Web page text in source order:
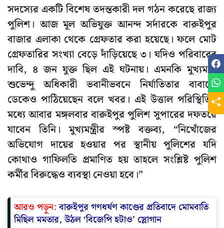
সদস্যের একটি বিশেষ তদন্তকারী দল গঠন করেছে রাজ্য
পুলিশ। আজ মূল অভিযুক্ত আনন্দ সর্দারকে বারুইপুর
বাজার এলাকা থেকে গ্রেফতার করা হয়েছে। ফলে মোট
গ্রেফতারির সংখ্যা বেড়ে দাঁড়িয়েছে ৩। যদিও পরিবারের
দাবি, ৪ জন যুক্ত ছিল এই ঘটনায়। এমনকি মুখ্যমন্ত্রী
শুভেন্দু অধিকারী ভবানীভবনে নির্যাতিতার বাবাকে
ডেকেও পাঠিয়েছেন বলে খবর। এই উত্তাল পরিস্থিতির
মধ্যে আবার মঙ্গলবার বারুইপুর পুলিশ সুপারের দফতরে
যাবেন তিনি। মুখ্যমন্ত্রীর স্পষ্ট বক্তব্য, “নিখোঁজের
অভিযোগ দায়ের হওয়ার পর স্থানীয় পুলিশের যদি
কোথাও গাফিলতি প্রমাণিত হয় তাহলে সংশ্লিষ্ট পুলিশ
কর্মীর বিরুদ্ধেও ব্যবস্থা নেওয়া হবে।”
আরও পড়ুন:বারুইপুর গণধর্ষণ কাণ্ডের প্রতিবাদে মোমবাতি
মিছিল মমতার, উঠল ‘বিজেপি হটাও’ স্লোগান